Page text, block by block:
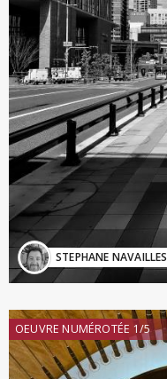
STEPHANE NAVAILLES
OEUVRE NUMÉROTÉE 1/5